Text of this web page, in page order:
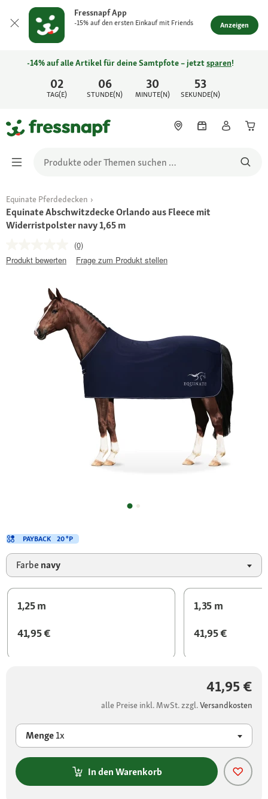
Fressnapf App
-15% auf den ersten Einkauf mit Friends Anzeigen
02
TAG(E)
06
STUNDE(N)
30
MINUTE(N)
53
SEKUNDE(N)
-14% auf alle Artikel für deine Samtpfote – jetztsparen!
Equinate Pferdedecken
Equinate Abschwitzdecke Orlando aus Fleece mit
Widerristpolster navy 1,65 m
(0)
Produkt bewerten
Frage zum Produkt stellen
Farbe navy
1,25 m
41,95 €
1,35 m
41,95 €
41,95 €
alle Preise inkl. MwSt. zzgl.Versandkosten
Menge1x
In den Warenkorb
PAYBACK 20 °P